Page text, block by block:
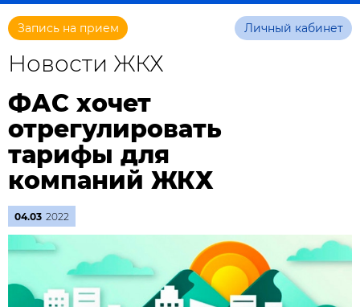
Запись на прием Личный кабинет
Новости ЖКХ
ФАС хочет
отрегулировать
тарифы для
компаний ЖКХ
04.03 2022